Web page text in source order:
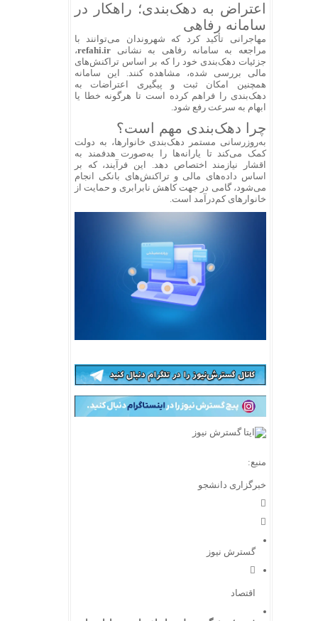
اعتراض به دهک‌بندی؛ راهکار در
سامانه رفاهی
مهاجرانی تأکید کرد که شهروندان می‌توانند با
مراجعه به سامانه رفاهی به نشانیrefahi.ir،
جزئیات دهک‌بندی خود را که بر اساس تراکنش‌های
مالی بررسی شده، مشاهده کنند. این سامانه
همچنین امکان ثبت و پیگیری اعتراضات به
دهک‌بندی را فراهم کرده است تا هرگونه خطا یا
ابهام به سرعت رفع شود.
چرا دهک‌بندی مهم است؟
به‌روزرسانی مستمر دهک‌بندی خانوارها، به دولت
کمک می‌کند تا یارانه‌ها را به‌صورت هدفمند به
اقشار نیازمند اختصاص دهد. این فرآیند، که بر
اساس داده‌های مالی و تراکنش‌های بانکی انجام
می‌شود، گامی در جهت کاهش نابرابری و حمایت از
خانوارهای کم‌درآمد است.
منبع:
خبرگزاری دانشجو
گسترش نیوز
اقتصاد